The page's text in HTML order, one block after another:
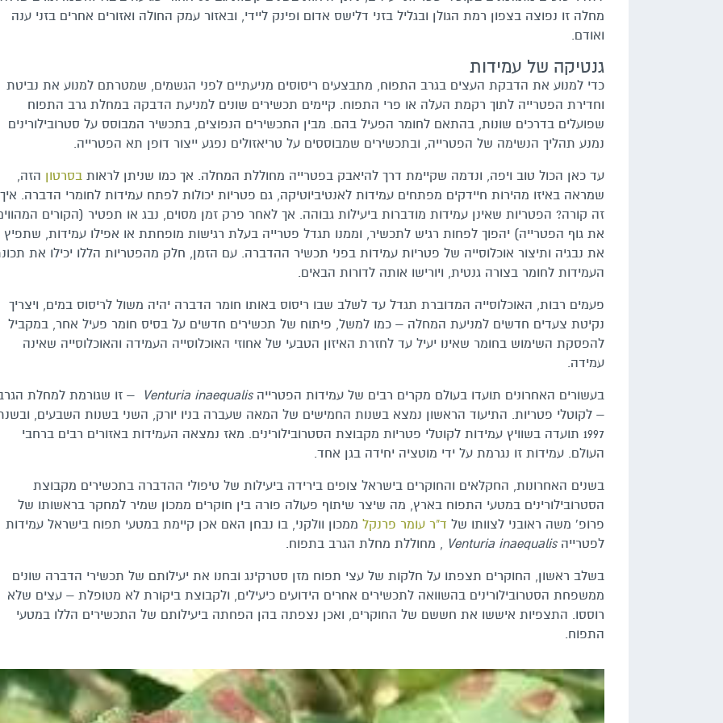
מחלה זו נפוצה בצפון רמת הגולן ובגליל בזני דלישס אדום ופינק ליידי, ובאזור עמק החולה ואזורים אחרים בזני ענה
ואודם.
גנטיקה של עמידות
כדי למנוע את הדבקת העצים בגרב התפוח, מתבצעים ריסוסים מניעתיים לפני הגשמים, שמטרתם למנוע את נביטת
וחדירת הפטרייה לתוך רקמת העלה או פרי התפוח. קיימים תכשירים שונים למניעת הדבקה במחלת גרב התפוח
שפועלים בדרכים שונות, בהתאם לחומר הפעיל בהם. מבין התכשירים הנפוצים, בתכשיר המבוסס על סטרובילורינים
נמנע תהליך הנשימה של הפטרייה, ובתכשירים שמבוססים על טריאזולים נפגע ייצור דופן תא הפטרייה.
עד כאן הכול טוב ויפה, ונדמה שקיימת דרך להיאבק בפטרייה מחוללת המחלה. אך כמו שניתן לראות בסרטון הזה,
שמראה באיזו מהירות חיידקים מפתחים עמידות לאנטיביוטיקה, גם פטריות יכולות לפתח עמידות לחומרי הדברה. איך
זה קורה? הפטריות שאינן עמידות מודברות ביעילות גבוהה. אך לאחר פרק זמן מסוים, נבג או תפטיר (הקורים
את גוף הפטרייה) יהפוך לפחות רגיש לתכשיר, וממנו תגדל פטרייה בעלת רגישות מופחתת או אפילו עמידות, שתפיץ
את נבגיה ותיצור אוכלוסייה של פטריות עמידות בפני תכשיר ההדברה. עם הזמן, חלק מהפטריות הללו יכילו את
העמידות לחומר בצורה גנטית, ויורישו אותה לדורות הבאים.
פעמים רבות, האוכלוסייה המדוברת תגדל עד לשלב שבו ריסוס באותו חומר הדברה יהיה משול לריסוס במים, ויצריך
נקיטת צעדים חדשים למניעת המחלה – כמו למשל, פיתוח של תכשירים חדשים על בסיס חומר פעיל אחר, במקביל
להפסקת השימוש בחומר שאינו יעיל עד לחזרת האיזון הטבעי של אחוזי האוכלוסייה העמידה והאוכלוסייה שאינה
עמידה.
בעשורים האחרונים תועדו בעולם מקרים רבים של עמידות הפטרייהVenturia inaequalis – זו שגורמת למחלת
– לקוטלי פטריות. התיעוד הראשון נמצא בשנות החמישים של המאה שעברה בניו יורק, השני בשנות השבעים,
1997 תועדה בשוויץ עמידות לקוטלי פטריות מקבוצת הסטרובילורינים. מאז נמצאה העמידות באזורים רבים ברחבי
העולם. עמידות זו נגרמת על ידי מוטציה יחידה בגן אחד.
בשנים האחרונות, החקלאים והחוקרים בישראל צופים בירידה ביעילות של טיפולי ההדברה בתכשירים מקבוצת
הסטרובילורינים במטעי התפוח בארץ, מה שיצר שיתוף פעולה פורה בין חוקרים ממכון שמיר למחקר בראשותו של
פרופ' משה ראובני לצוותו של ד"ר עומר פרנקל ממכון וולקני, בו נבחן האם אכן קיימת במטעי תפוח בישראל עמידות
לפטרייהVenturia inaequalis , מחוללת מחלת הגרב בתפוח.
בשלב ראשון, החוקרים תצפתו על חלקות של עצי תפוח מזן סטרקינג ובחנו את יעילותם של תכשירי הדברה שונים
ממשפחת הסטרובילורינים בהשוואה לתכשירים אחרים הידועים כיעילים, ולקבוצת ביקורת לא מטופלת – עצים שלא
רוססו. התצפיות איששו את חששם של החוקרים, ואכן נצפתה בהן הפחתה ביעילותם של התכשירים הללו במטעי
התפוח.